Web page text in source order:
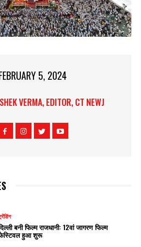
5, 2024
VERMA, EDITOR, CT NEWJ
बनी फिल्म राजधानी: 12वां जागरण फिल्म
हुआ शुरू